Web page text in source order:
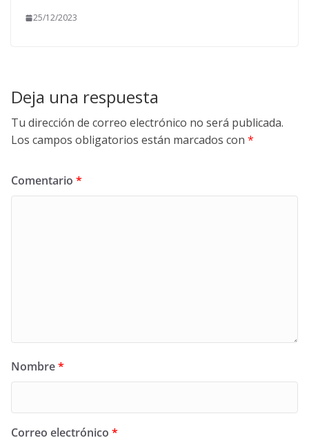
25/12/2023
Deja una respuesta
Tu dirección de correo electrónico no será publicada.
Los campos obligatorios están marcados con *
Comentario *
Nombre*
Correo electrónico *